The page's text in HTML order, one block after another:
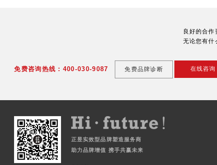
良好的合
无论您有什
免费咨询热线：400-030-9087 免费品牌诊断 在线咨询
正昱实效型品牌塑造服务商
助力品牌增值 携手共赢未来